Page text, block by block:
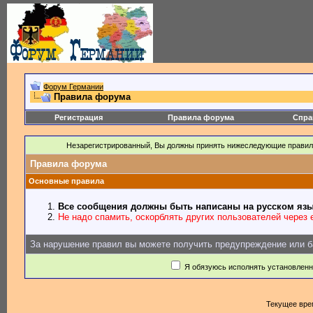
Форум Германии
Правила форума
Регистрация Правила форума
Незарегистрированный, Вы должны принять нижеследующие
Правила форума
Основные правила
Все сообщения должны быть написаны на русском
Не надо спамить, оскорблять других пользователей
За нарушение правил вы можете получить предупреждение или
Я обязуюсь исполнять
Текущее